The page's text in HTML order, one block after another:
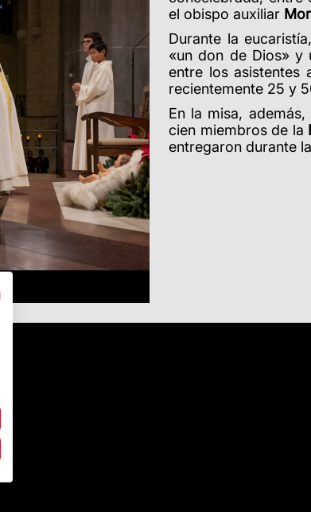
el obispo auxiliar
Durante la
«un don de Dios» y
entre los asistentes
recientemente 25 y
En la misa,
cien miembros de la
entregaron durante